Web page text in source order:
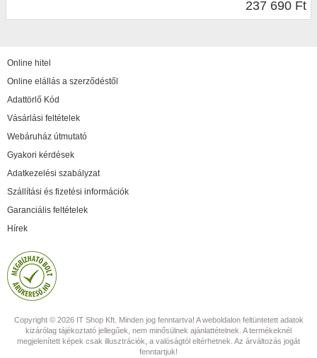
237 690 Ft
Online hitel
Online elállás a szerződéstől
Adattörlő Kód
Vásárlási feltételek
Webáruház útmutató
Gyakori kérdések
Adatkezelési szabályzat
Szállítási és fizetési információk
Garanciális feltételek
Hírek
Copyright © 2026 IT Shop Kft. Minden jog fenntartva! A weboldalon feltüntetett adatok
kizárólag tájékoztató jellegűek, nem minősülnek ajánlattételnek. A termékeknél
megjelenített képek csak illusztrációk, a valóságtól eltérhetnek. Az árváltozás jogát
fenntartjuk!